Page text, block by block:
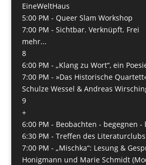
EineWeltHaus
5:00 PM - Queer Slam Workshop
7:00 PM - Sichtbar. Verknüpft. Frei
mehr...
8
6:00 PM - „Klang zu Wort“, ein
7:00 PM - »Das Historische
Schulze Wessel & Andreas
9
+
6:00 PM - Beobachten - begegnen -
6:30 PM - Treffen des Literaturclubs
7:00 PM - „Mischka“: Lesung &
Honigmann und Marie Schmidt